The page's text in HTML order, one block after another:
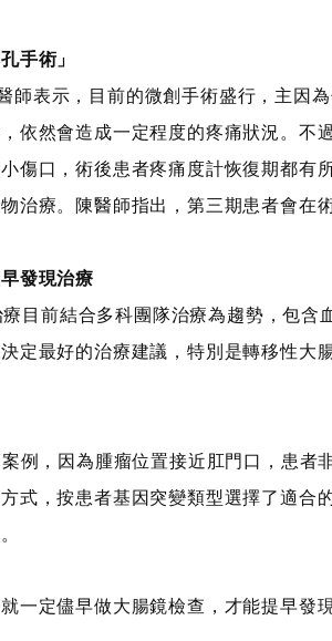
手術」
表示，目前的微創手術盛行，主因
依然會造成一定程度的疼痛狀況。不
傷口，術後患者疼痛度計恢復期都有所
治療。陳醫師指出，第三期患者會在
發現治療
目前結合多科團隊治療為趨勢，包含
定最好的治療建議，特別是轉移性
例，因為腫瘤位置接近肛門口，患者
式，按患者基因突變類型選擇了適
一定儘早做大腸鏡檢查，才能提早